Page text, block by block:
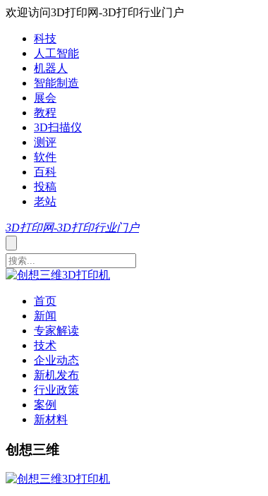
欢迎访问3D打印网-3D打印行业门户
科技
人工智能
机器人
智能制造
展会
教程
3D扫描仪
测评
软件
百科
投稿
老站
3D打印网-3D打印行业门户
首页
新闻
专家解读
技术
企业动态
新机发布
行业政策
案例
新材料
创想三维